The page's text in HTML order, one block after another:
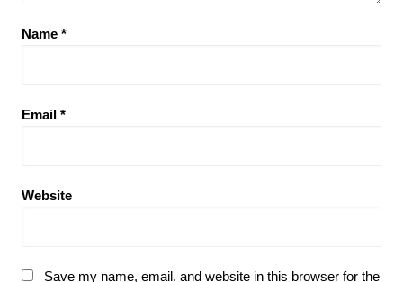
Name *
Email *
Website
Save my name, email, and website in this browser for the